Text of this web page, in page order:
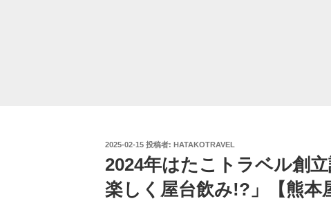
投
日:
2025-02-15 投稿者: HATAKOTRAVEL
2024年はたこトラベル創
楽しく屋台飲み!?」【熊本